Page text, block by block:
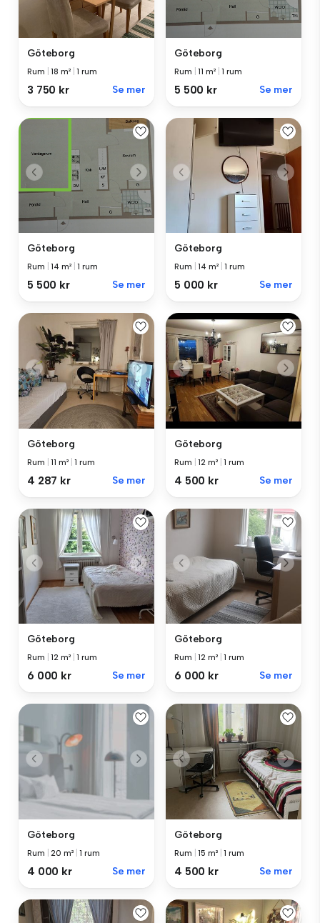
Göteborg
Rum |18 m² |1 rum
3 750 kr Se mer
Göteborg
Rum |11 m² |1 rum
5 500 kr Se mer
Göteborg
Rum |14 m² |1 rum
5 500 kr Se mer
Göteborg
Rum |14 m² |1 rum
5 000 kr Se mer
Göteborg
Rum |11 m² |1 rum
4 287 kr Se mer
Göteborg
Rum |12 m² |1 rum
4 500 kr Se mer
Göteborg
Rum |12 m² |1 rum
6 000 kr Se mer
Göteborg
Rum |12 m² |1 rum
6 000 kr Se mer
Göteborg
Rum 20 m² |1 rum
4 000 kr Se mer
Göteborg
Rum |15 m² |1 rum
4 500 kr Se mer